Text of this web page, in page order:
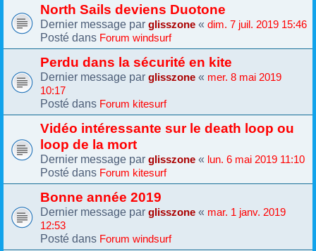
North Sails deviens Duotone
Dernier message par glisszone « dim. 7 juil. 2019 15:46
Posté dans Forum windsurf
Perdu dans la sécurité en kite
Dernier message par glisszone « mer. 8 mai 2019
10:17
Posté dans Forum kitesurf
Vidéo intéressante sur le death loop ou
loop de la mort
Dernier message par glisszone « lun. 6 mai 2019 11:10
Posté dans Forum kitesurf
Bonne année 2019
Dernier message par glisszone « mar. 1 janv. 2019
12:53
Posté dans Forum windsurf